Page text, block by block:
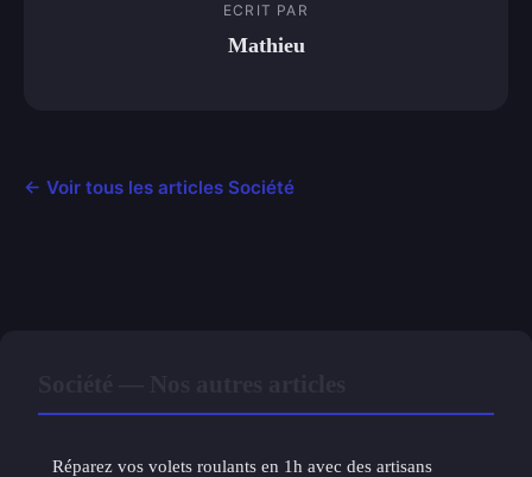
ECRIT PAR
Mathieu
← Voir tous les articles Société
Réparez vos volets roulants en 1h avec des artisans